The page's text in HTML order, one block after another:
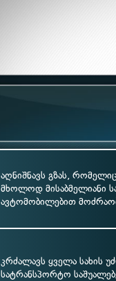
აღნიშნავს გზას,
მხოლოდ მისაბმელიანი
ავტომობილებით
კრძალავს ყველა სახის
სატრანსპორტო